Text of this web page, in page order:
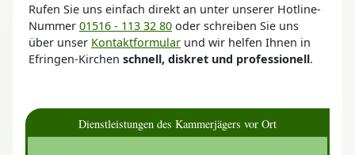
Rufen Sie uns einfach direkt an unter unserer Hotline-
Nummer 01516 - 113 32 80 oder schreiben Sie uns
über unser Kontaktformular und wir helfen Ihnen in
Efringen-Kirchen schnell, diskret und professionell.
Dienstleistungen des Kammerjägers vor Ort